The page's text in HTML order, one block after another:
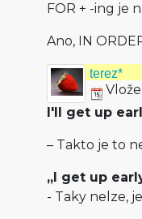
FOR + -ing je
Ano, IN
terez*
I'll get up
– Takto je to
„I get up
- Taky nelze,